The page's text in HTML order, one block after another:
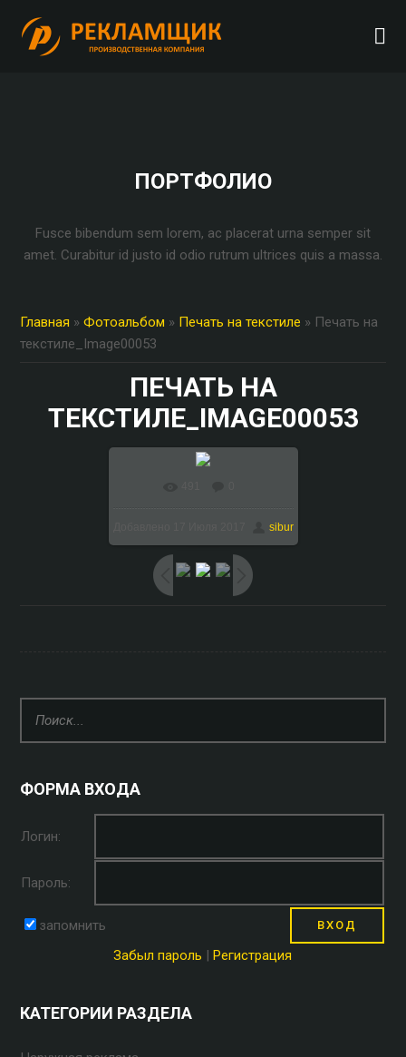
ПОРТФОЛИО
Fusce bibendum sem lorem, ac placerat urna semper sit
amet. Curabitur id justo id odio rutrum ultrices quis a massa.
Главная »Фотоальбом » Печать на текстиле » Печать на
текстиле_Image00053
ПЕЧАТЬ НА
ТЕКСТИЛЕ_IMAGE00053
sibur
ФОРМА ВХОДА
Логин:
Пароль:
запомнить
Забыл пароль
Регистрация
КАТЕГОРИИ РАЗДЕЛА